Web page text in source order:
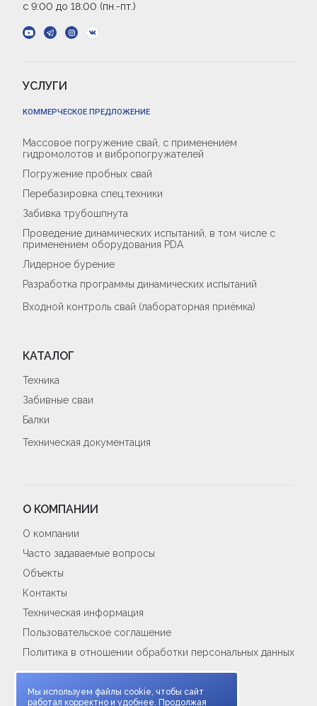
с 9:00 до 18:00 (пн.-пт.)
УСЛУГИ
КОММЕРЧЕСКОЕ ПРЕДЛОЖЕНИЕ
Массовое погружение свай, с применением
гидромолотов и вибропогружателей
Погружение пробных свай
Перебазировка спец.техники
Забивка трубошпнута
Проведение динамических испытаний, в том числе с
применением оборудования PDA
Лидерное бурение
Разработка программы динамических испытаний
Входной контроль свай (лабораторная приёмка)
КАТАЛОГ
Техника
Забивные сваи
Балки
Техническая документация
О КОМПАНИИ
О компании
Часто задаваемые вопросы
Объекты
Контакты
Техническая информация
Пользовательское соглашение
Политика в отношении обработки персональных данных
Cookie-политика
Мы используем файлы cookie, чтобы сайт
работал корректно и удобнее. Продолжая